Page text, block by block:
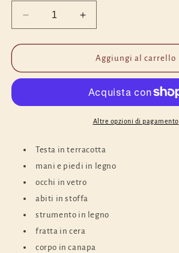
Diminuisci
quantità
per
pulcinella
h
Aumenta
quantità
per
Pastore
pulcinella
legno
h
40
Aggiungi al carrello
Altre opzioni di pagamento
Testa in terracotta
mani e piedi in legno
occhi in vetro
abiti in stoffa
strumento in legno
fratta in cera
corpo in canapa